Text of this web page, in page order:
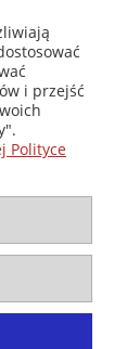
sklep
księgarni
Świat"
i przejść
Polityce